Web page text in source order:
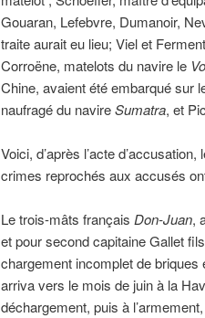
Gouaran, Lefebvre, Dumanoir,
traite aurait eu lieu; Viel et
Corroëne, matelots du navire le
Chine, avaient été embarqué sur
naufragé du navireSumatra, et
Voici, d’après l’acte
crimes reprochés aux accusés
Le trois-mâts français Don-Juan,
et pour second capitaine Gallet
chargement incomplet de
arriva vers le mois de juin à la
déchargement, puis à